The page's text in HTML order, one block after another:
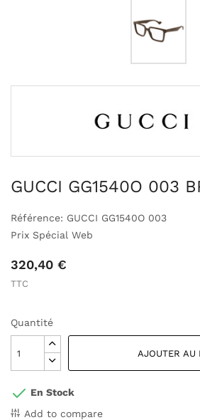
GUCCI GG1540O 003
Référence: GUCCI GG1540O 003
Prix Spécial Web
320,40 €
TTC
Quantité
AJOUTER AU
En Stock
Add to compare